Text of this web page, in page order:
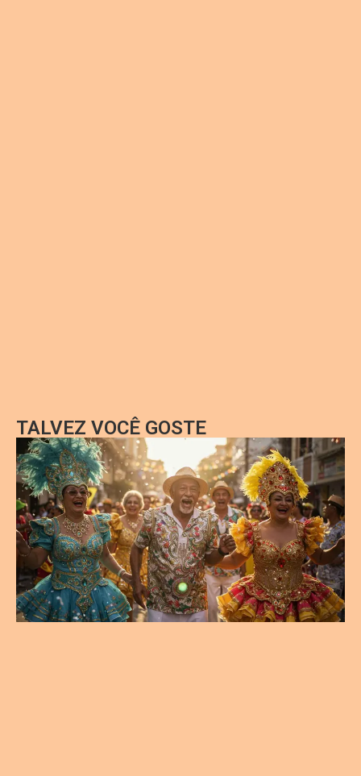
TALVEZ VOCÊ GOSTE